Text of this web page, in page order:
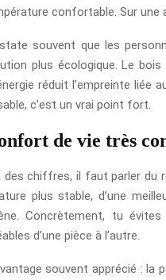
confortable. Sur
souvent que les
plus écologique. Le
réduit l’empreinte liée
c’est un vrai point fort.
de vie très
des chiffres, il faut parler du
plus stable, d’une
Concrètement, tu
d’une pièce à l’autre.
souvent apprécié : la